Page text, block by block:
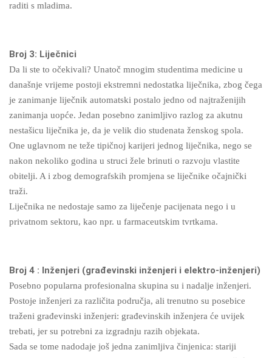
raditi s mladima.
Broj 3: Liječnici
Da li ste to očekivali? Unatoč mnogim studentima medicine u
današnje vrijeme postoji ekstremni nedostatka liječnika, zbog čega
je zanimanje liječnik automatski postalo jedno od najtraženijih
zanimanja uopće. Jedan posebno zanimljivo razlog za akutnu
nestašicu liječnika je, da je velik dio studenata ženskog spola.
One uglavnom ne teže tipičnoj karijeri jednog liječnika, nego se
nakon nekoliko godina u struci žele brinuti o razvoju vlastite
obitelji. A i zbog demografskih promjena se liječnike očajnički
traži.
Liječnika ne nedostaje samo za liječenje pacijenata nego i u
privatnom sektoru, kao npr. u farmaceutskim tvrtkama.
Broj 4 : Inženjeri (građevinski inženjeri i elektro-inženjeri)
Posebno popularna profesionalna skupina su i nadalje inženjeri.
Postoje inženjeri za različita područja, ali trenutno su posebice
traženi građevinski inženjeri: građevinskih inženjera će uvijek
trebati, jer su potrebni za izgradnju razih objekata.
Sada se tome nadodaje još jedna zanimljiva činjenica: stariji